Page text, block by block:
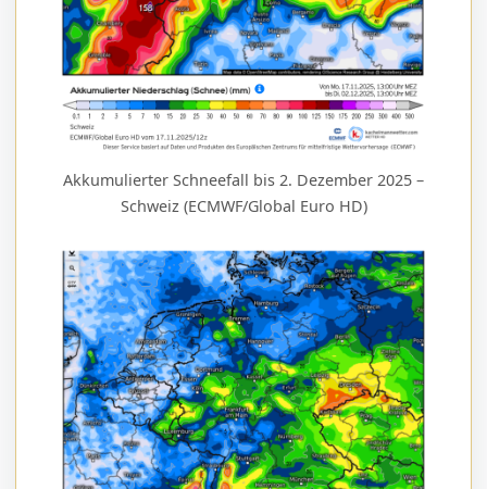
Akkumulierter Schneefall bis 2. Dezember 2025 –
Schweiz (ECMWF/Global Euro HD)